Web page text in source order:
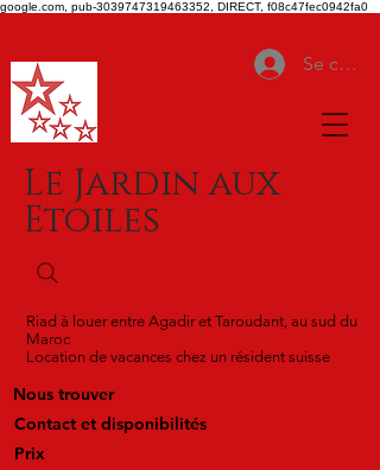
google.com, pub-3039747319463352, DIRECT, f08c47fec0942fa0
Se
Le Jardin aux
Etoiles
Riad à louer entre Agadir et Taroudant, au sud du
Maroc
Location de vacances chez un résident suisse
Nous trouver
Contact et disponibilités
Prix